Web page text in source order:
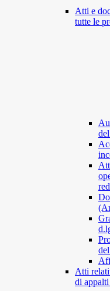
Atti e
tutte le
Atti
di